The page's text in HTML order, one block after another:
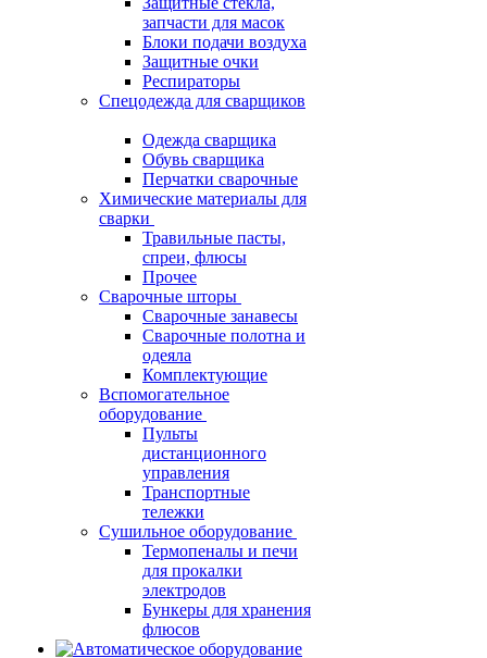
запчасти для масок
Блоки подачи воздуха
Защитные очки
Респираторы
Спецодежда для сварщиков
Одежда сварщика
Обувь сварщика
Перчатки сварочные
Химические материалы для
сварки
Травильные пасты,
спреи, флюсы
Прочее
Сварочные шторы
Сварочные занавесы
Сварочные полотна и
одеяла
Комплектующие
Вспомогательное
оборудование
Пульты
дистанционного
управления
Транспортные
тележки
Сушильное оборудование
Термопеналы и печи
для прокалки
электродов
Бункеры для хранения
флюсов